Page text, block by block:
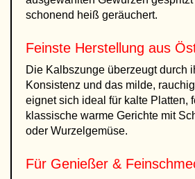
schonend heiß geräuchert.
Feinste Herstellung aus
Die Kalbszunge überzeugt durch
Konsistenz und das milde,
eignet sich ideal für kalte Platten,
klassische warme Gerichte mit
oder Wurzelgemüse.
Für Genießer &